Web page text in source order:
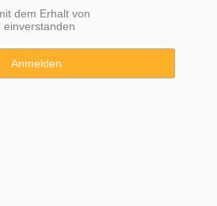
dem Erhalt von